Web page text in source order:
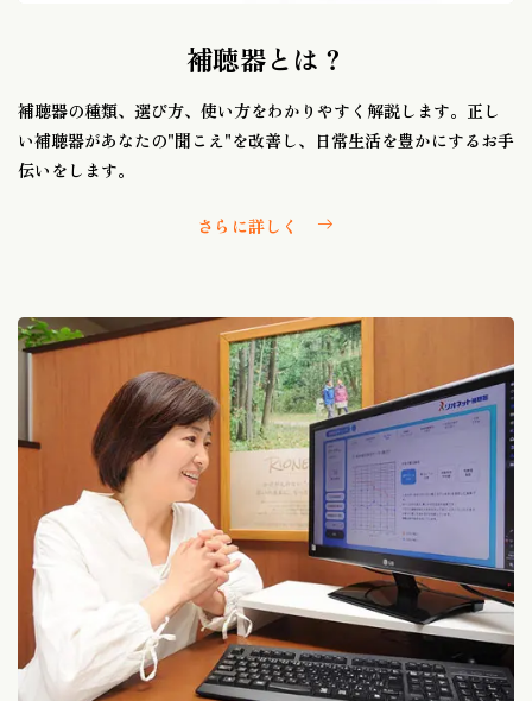
補聴器とは？
補聴器の種類、選び方、使い方をわかりやすく解説します。正し
い補聴器があなたの"聞こえ"を改善し、日常生活を豊かにするお手
伝いをします。
さらに詳しく